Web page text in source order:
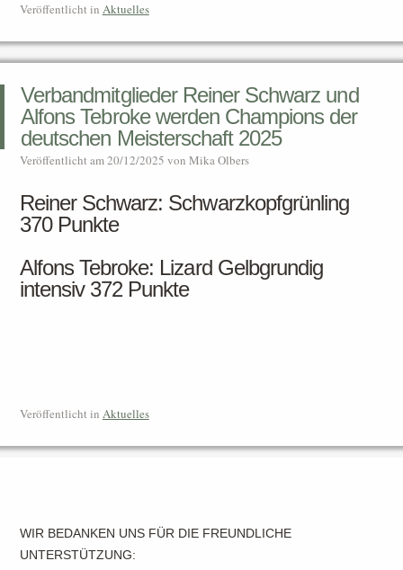
Veröffentlicht in Aktuelles
Verbandmitglieder Reiner Schwarz und
Alfons Tebroke werden Champions der
deutschen Meisterschaft 2025
Veröffentlicht am20/12/2025 von Mika Olbers
Reiner Schwarz: Schwarzkopfgrünling
370 Punkte
Alfons Tebroke: Lizard Gelbgrundig
intensiv 372 Punkte
Veröffentlicht in Aktuelles
WIR BEDANKEN UNS FÜR DIE FREUNDLICHE
UNTERSTÜTZUNG: